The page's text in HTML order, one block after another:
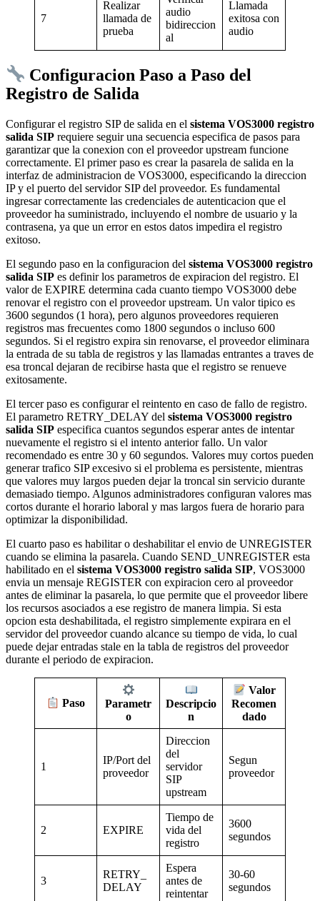
7
Realizar
llamada de
prueba
audio
bidireccion
al
Llamada
exitosa con
audio
Configuracion Paso a Paso del
Registro de Salida
Configurar el registro SIP de salida en el sistema VOS3000 registro
salida SIP requiere seguir una secuencia especifica de pasos para
garantizar que la conexion con el proveedor upstream funcione
correctamente. El primer paso es crear la pasarela de salida en la
interfaz de administracion de VOS3000, especificando la direccion
IP y el puerto del servidor SIP del proveedor. Es fundamental
ingresar correctamente las credenciales de autenticacion que el
proveedor ha suministrado, incluyendo el nombre de usuario y la
contrasena, ya que un error en estos datos impedira el registro
exitoso.
El segundo paso en la configuracion del sistema VOS3000 registro
salida SIP es definir los parametros de expiracion del registro. El
valor de EXPIRE determina cada cuanto tiempo VOS3000 debe
renovar el registro con el proveedor upstream. Un valor tipico es
3600 segundos (1 hora), pero algunos proveedores requieren
registros mas frecuentes como 1800 segundos o incluso 600
segundos. Si el registro expira sin renovarse, el proveedor eliminara
la entrada de su tabla de registros y las llamadas entrantes a traves de
esa troncal dejaran de recibirse hasta que el registro se renueve
exitosamente.
El tercer paso es configurar el reintento en caso de fallo de registro.
El parametro RETRY_DELAY del sistema VOS3000 registro
salida SIP especifica cuantos segundos esperar antes de intentar
nuevamente el registro si el intento anterior fallo. Un valor
recomendado es entre 30 y 60 segundos. Valores muy cortos pueden
generar trafico SIP excesivo si el problema es persistente, mientras
que valores muy largos pueden dejar la troncal sin servicio durante
demasiado tiempo. Algunos administradores configuran valores mas
cortos durante el horario laboral y mas largos fuera de horario para
optimizar la disponibilidad.
El cuarto paso es habilitar o deshabilitar el envio de UNREGISTER
cuando se elimina la pasarela. Cuando SEND_UNREGISTER esta
habilitado en el sistema VOS3000 registro salida SIP, VOS3000
envia un mensaje REGISTER con expiracion cero al proveedor
antes de eliminar la pasarela, lo que permite que el proveedor libere
los recursos asociados a ese registro de manera limpia. Si esta
opcion esta deshabilitada, el registro simplemente expirara en el
servidor del proveedor cuando alcance su tiempo de vida, lo cual
puede dejar entradas stale en la tabla de registros del proveedor
durante el periodo de expiracion.
Paso
Parametr
o
Descripcio
n
Valor
Recomen
dado
1
IP/Port del
proveedor
Direccion
del
servidor
SIP
upstream
Segun
proveedor
2 EXPIRE
Tiempo de
vida del
registro
3600
segundos
3
RETRY_
DELAY
Espera
antes de
reintentar
30-60
segundos